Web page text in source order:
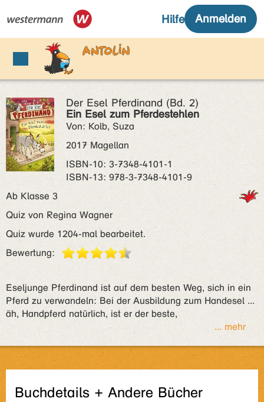
Der Esel Pferdinand (Bd. 2)
Ein Esel zum Pferdestehlen
Von: Kolb, Suza
2017 Magellan
ISBN‑10: 3-7348-4101-1
ISBN‑13: 978-3-7348-4101-9
Ab Klasse 3
Quiz von Regina Wagner
Quiz wurde 1204-mal bearbeitet.
Bewertung:
Eseljunge Pferdinand ist auf dem besten Weg, sich in ein
Pferd zu verwandeln: Bei der Ausbildung zum Handesel ...
äh, Handpferd natürlich, ist er der beste,
... mehr
Buchdetails + Andere Bücher